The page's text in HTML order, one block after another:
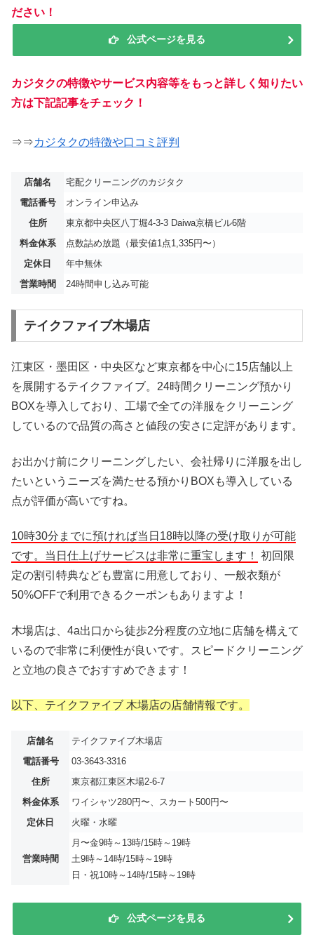
ださい！
公式ページを見る
カジタクの特徴やサービス内容等をもっと詳しく知りたい
方は下記記事をチェック！
⇒⇒カジタクの特徴や口コミ評判
店舗名
宅配クリーニングのカジタク
電話番号
オンライン申込み
住所
東京都中央区八丁堀4-3-3 Daiwa京橋ビル6階
料金体系
点数詰め放題（最安値1点1,335円〜）
定休日
年中無休
営業時間
24時間申し込み可能
テイクファイブ木場店
江東区・墨田区・中央区など東京都を中心に15店舗以上
を展開するテイクファイブ。24時間クリーニング預かり
BOXを導入しており、工場で全ての洋服をクリーニング
しているので品質の高さと値段の安さに定評があります。
お出かけ前にクリーニングしたい、会社帰りに洋服を出し
たいというニーズを満たせる預かりBOXも導入している
点が評価が高いですね。
10時30分までに預ければ当日18時以降の受け取りが可能
です。当日仕上げサービスは非常に重宝します！
初回限
定の割引特典なども豊富に用意しており、一般衣類が
50%OFFで利用できるクーポンもありますよ！
木場店は、4a出口から徒歩2分程度の立地に店舗を構えて
いるので非常に利便性が良いです。スピードクリーニング
と立地の良さでおすすめできます！
以下、テイクファイブ 木場店の店舗情報です。
店舗名
テイクファイブ木場店
電話番号
03-3643-3316
住所
東京都江東区木場2-6-7
料金体系
ワイシャツ280円〜、スカート500円〜
定休日
火曜・水曜
営業時間
月〜金9時～13時/15時～19時
土9時～14時/15時～19時
日・祝10時～14時/15時～19時
公式ページを見る